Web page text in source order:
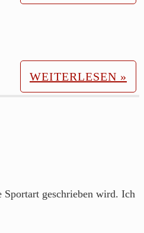
WEITERLESEN »
Sportart geschrieben wird. Ich